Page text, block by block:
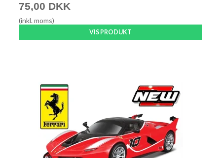
75,00 DKK
(inkl. moms)
VIS PRODUKT